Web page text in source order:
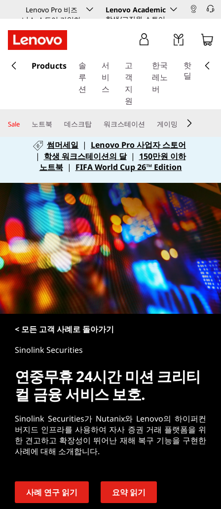
Lenovo Pro 비즈
니스 스토어 가입하
기
Lenovo Academic
학생/교직원 스토어
요
건
Products
솔
루
션
서
비
스
고
객
지
원
한국
레노
버
핫
딜
Sale 노트북 데스크탑 워크스테이션 게이밍
썸머세일 | Lenovo Pro 사업자 스토어
| 학생 워크스테이션의 달| 150만원 이하
노트북| FIFA World Cup 26™ Edition
< 모든 고객 사례로 돌아가기
Sinolink Securities
연중무휴 24시간 미션 크리티
컬 금융 서비스 보호.
Sinolink Securities가 Nutanix와 Lenovo의 하이퍼컨
버지드 인프라를 사용하여 자사 증권 거래 플랫폼을 위
한 견고하고 확장성이 뛰어난 재해 복구 기능을 구현한
사례에 대해 소개합니다.
사례 연구 읽기 요약 읽기